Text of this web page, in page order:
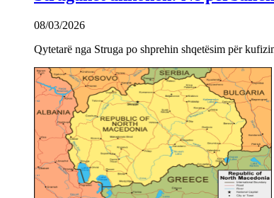
08/03/2026
Qytetarë nga Struga po shprehin shqetësim për